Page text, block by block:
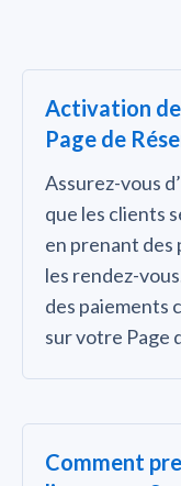
Activation
Page de
Assurez-vous
que les clients
en prenant
les rendez-
des paiements
sur votre Page
Comment